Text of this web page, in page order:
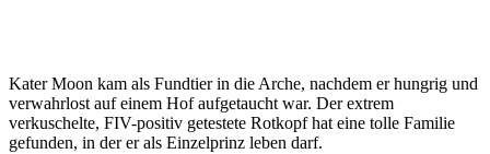
Kater Moon kam als Fundtier in die Arche, nachdem er hungrig und
verwahrlost auf einem Hof aufgetaucht war. Der extrem
verkuschelte, FIV-positiv getestete Rotkopf hat eine tolle Familie
gefunden, in der er als Einzelprinz leben darf.